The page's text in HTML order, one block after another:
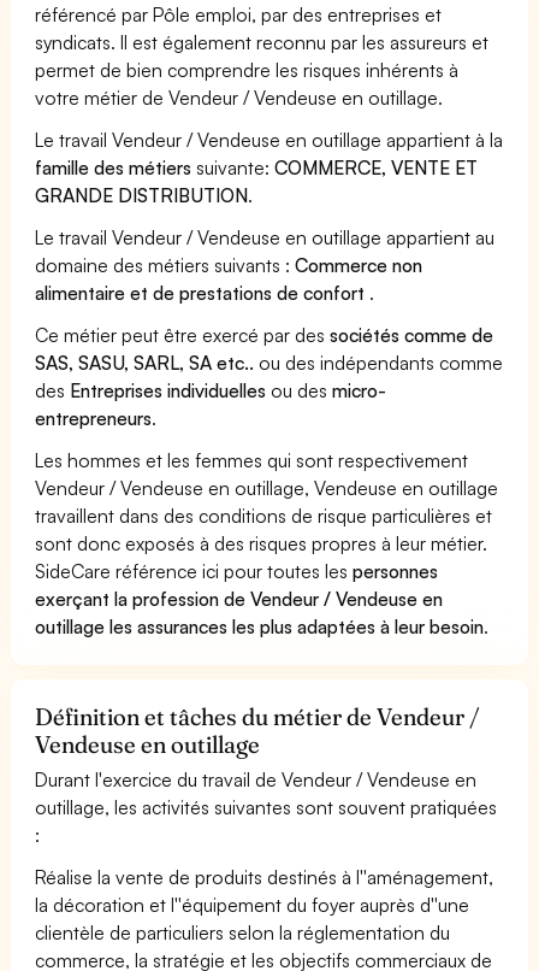
référencé par Pôle emploi, par des entreprises et
syndicats. Il est également reconnu par les assureurs et
permet de bien comprendre les risques inhérents à
votre métier de Vendeur / Vendeuse en outillage.
Le travail Vendeur / Vendeuse en outillage appartient à la
famille des métiers suivante:COMMERCE, VENTE ET
GRANDE DISTRIBUTION.
Le travail Vendeur / Vendeuse en outillage appartient au
domaine des métiers suivants :Commerce non
alimentaire et de prestations de confort .
Ce métier peut être exercé par dessociétés comme de
SAS, SASU, SARL, SA etc.. ou des indépendants comme
des Entreprises individuelles ou desmicro-
entrepreneurs.
Les hommes et les femmes qui sont respectivement
Vendeur / Vendeuse en outillage, Vendeuse en outillage
travaillent dans des conditions de risque particulières et
sont donc exposés à des risques propres à leur métier.
SideCare référence ici pour toutes lespersonnes
exerçant la profession de Vendeur / Vendeuse en
outillage les assurances les plus adaptées à leur besoin.
Définition et tâches du métier de Vendeur /
Vendeuse en outillage
Durant l'exercice du travail de Vendeur / Vendeuse en
outillage, les activités suivantes sont souvent pratiquées
:
Réalise la vente de produits destinés à l''aménagement,
la décoration et l''équipement du foyer auprès d''une
clientèle de particuliers selon la réglementation du
commerce, la stratégie et les objectifs commerciaux de